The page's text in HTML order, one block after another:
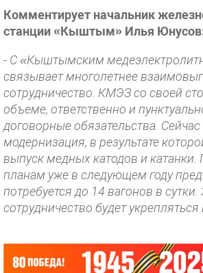
Комментирует начальник
станции «Кыштым» Илья
- С «Кыштымским
связывает многолетнее
сотрудничество. КМЭЗ со своей
объеме, ответственно и
договорные обязательства.
модернизация, в результате
выпуск медных катодов и
планам уже в следующем году
потребуется до 14 вагонов в
сотрудничество будет укрепляться